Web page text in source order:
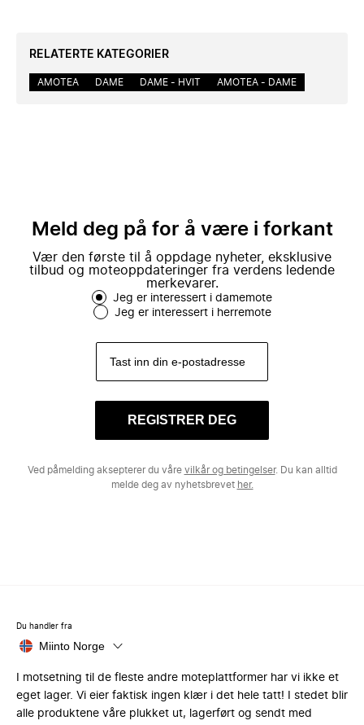
RELATERTE KATEGORIER
AMOTEA DAME DAME - HVIT AMOTEA - DAME
Meld deg på for å være i forkant
Vær den første til å oppdage nyheter, eksklusive
tilbud og moteoppdateringer fra verdens ledende
merkevarer.
Jeg er interessert i damemote
Jeg er interessert i herremote
REGISTRER DEG
Ved påmelding aksepterer du våre vilkår og betingelser. Du kan alltid
melde deg av nyhetsbrevet her.
Du handler fra
Miinto Norge
I motsetning til de fleste andre moteplattformer har vi ikke et
eget lager. Vi eier faktisk ingen klær i det hele tatt! I stedet blir
alle produktene våre plukket ut, lagerført og sendt med